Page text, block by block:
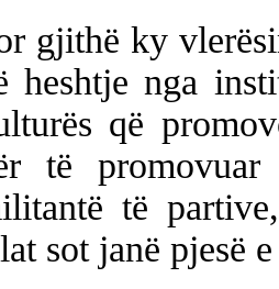
gjithë ky
heshtje nga
që
të
të
sot janë pjesë